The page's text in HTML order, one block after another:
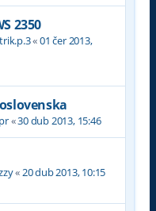
2350
«01 čer 2013,
«30 dub 2013, 15:46
«20 dub 2013, 10:15